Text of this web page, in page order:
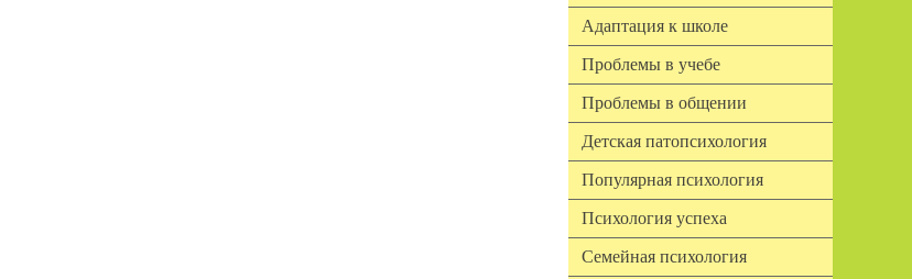
Адаптация к школе
Проблемы в учебе
Проблемы в общении
Детская патопсихология
Популярная психология
Психология успеха
Семейная психология